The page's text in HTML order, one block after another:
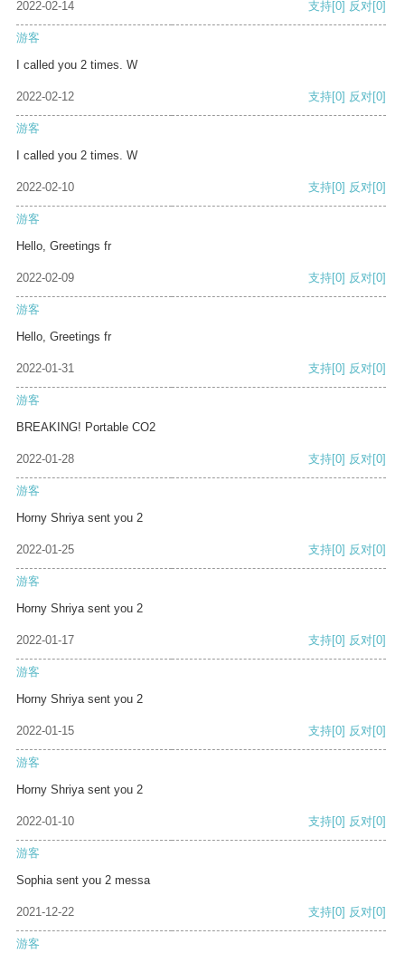
2022-02-14 支持[0] 反对[0]
游客
I called you 2 times. W
2022-02-12 支持[0] 反对[0]
游客
I called you 2 times. W
2022-02-10 支持[0] 反对[0]
游客
Hello, Greetings fr
2022-02-09 支持[0] 反对[0]
游客
Hello, Greetings fr
2022-01-31 支持[0] 反对[0]
游客
BREAKING! Portable CO2
2022-01-28 支持[0] 反对[0]
游客
Horny Shriya sent you 2
2022-01-25 支持[0] 反对[0]
游客
Horny Shriya sent you 2
2022-01-17 支持[0] 反对[0]
游客
Horny Shriya sent you 2
2022-01-15 支持[0] 反对[0]
游客
Horny Shriya sent you 2
2022-01-10 支持[0] 反对[0]
游客
Sophia sent you 2 messa
2021-12-22 支持[0] 反对[0]
游客